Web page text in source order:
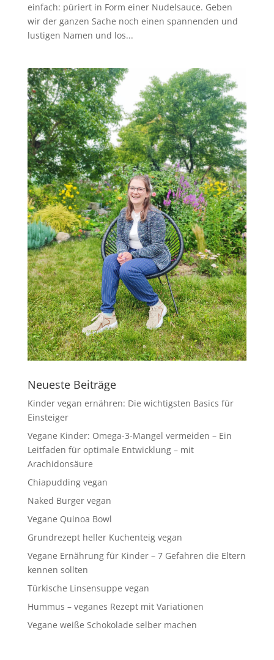
einfach: püriert in Form einer Nudelsauce. Geben
wir der ganzen Sache noch einen spannenden und
lustigen Namen und los...
Neueste Beiträge
Kinder vegan ernähren: Die wichtigsten Basics für
Einsteiger
Vegane Kinder: Omega-3-Mangel vermeiden – Ein
Leitfaden für optimale Entwicklung – mit
Arachidonsäure
Chiapudding vegan
Naked Burger vegan
Vegane Quinoa Bowl
Grundrezept heller Kuchenteig vegan
Vegane Ernährung für Kinder – 7 Gefahren die Eltern
kennen sollten
Türkische Linsensuppe vegan
Hummus – veganes Rezept mit Variationen
Vegane weiße Schokolade selber machen